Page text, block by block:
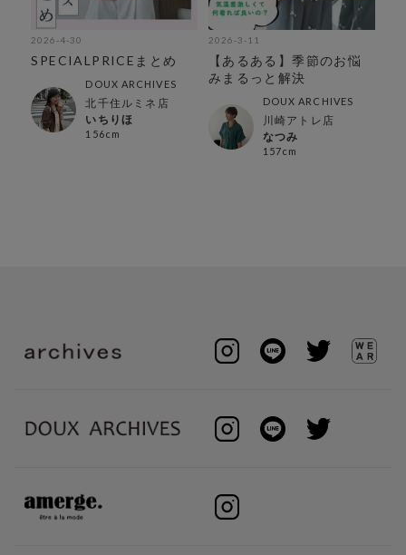
2026-4-30
SPECIALPRICEまとめ
DOUX ARCHIVES
北千住ルミネ店
いちりほ
156cm
2026-3-11
【あるある】季節のお悩
みまるっと解決
DOUX ARCHIVES
川崎アトレ店
なつみ
157cm